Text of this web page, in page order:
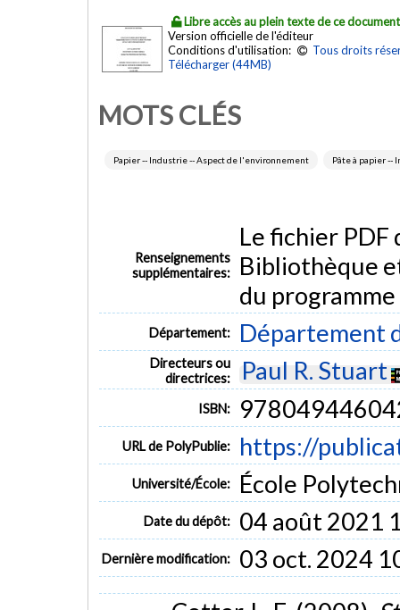
Libre accès au plein texte de ce document
Version officielle de l'éditeur
Conditions d'utilisation:
Tous droits
Télécharger (44MB)
MOTS CLÉS
Papier -- Industrie -- Aspect de l'environnement Pâte à papier --
Renseignements
supplémentaires:
Le fichier
Bibliothèque
du programme
Département: Département
Directeurs ou
directrices:
Paul R. Stuart
ISBN:
URL de PolyPublie: https://
Université/École: École
Date du dépôt: 04 août 2021
Dernière modification: 03 oct. 2024